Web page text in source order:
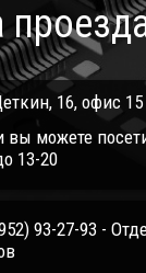
16, офис 15
можете
13-20
93-27-93 -